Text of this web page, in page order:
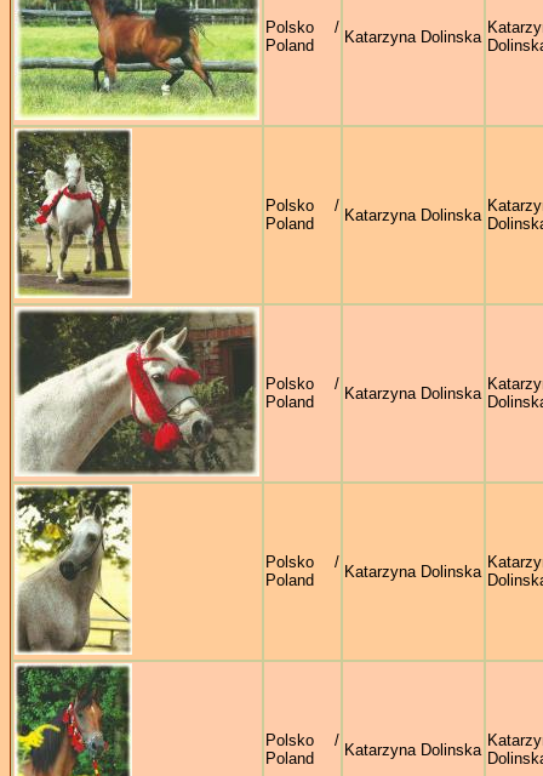
Polsko /
Poland
Katarzyna Dolinska
Polsko /
Poland
Katarzyna Dolinska
Polsko /
Poland
Katarzyna Dolinska
Polsko /
Poland
Katarzyna Dolinska
Polsko /
Poland
Katarzyna Dolinska